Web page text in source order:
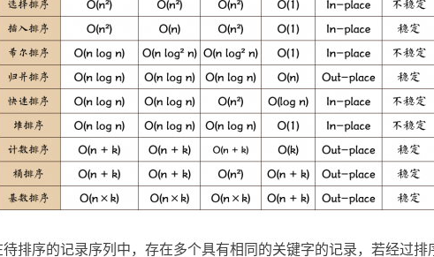
待排序的记录序列中，存在多个具有相同的关键字的记录，若经过排